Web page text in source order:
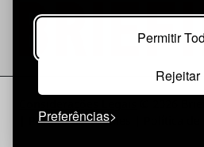
Permitir
Rejeitar
Preferências
Política de Cookies